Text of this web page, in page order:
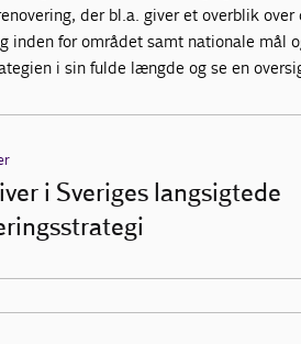
der bl.a. giver et overblik
inden for området samt nationale mål
i sin fulde længde og se en
i Sveriges langsigtede